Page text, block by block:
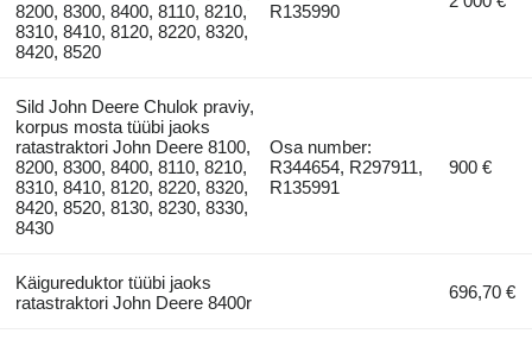
8200, 8300, 8400, 8110, 8210,
8310, 8410, 8120, 8220, 8320,
8420, 8520
R135990
Sild John Deere Chulok praviy,
korpus mosta tüübi jaoks
ratastraktori John Deere 8100,
8200, 8300, 8400, 8110, 8210,
8310, 8410, 8120, 8220, 8320,
8420, 8520, 8130, 8230, 8330,
8430
Osa number:
R344654, R297911,
R135991
900 €
Käigureduktor tüübi jaoks
ratastraktori John Deere 8400r
696,70 €